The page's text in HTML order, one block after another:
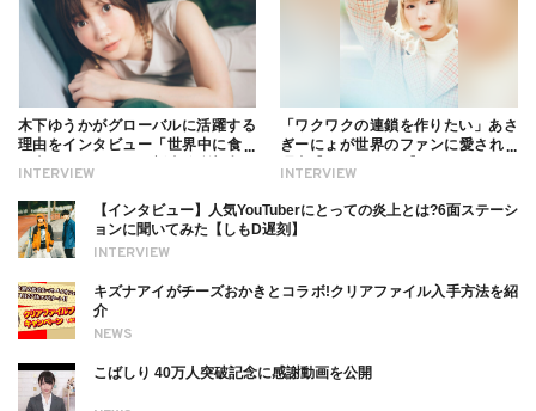
INTERVIEW
木下ゆうかがグローバルに活躍する
理由をインタビュー「世界中に食べ
ついても
INTERVIEW
「ワクワクの連鎖を作りたい」あさ
ぎーにょが世界のファンに愛される
INTERVIEW
【インタビュー】人気YouTuberにとっての炎上とは?6面ステーシ
ョンに聞いてみた【しもD遅刻】
NEWS
キズナアイがチーズおかきとコラボ!クリアファイル入手方法を紹
介
こばしり 40万人突破記念に感謝動画を公開